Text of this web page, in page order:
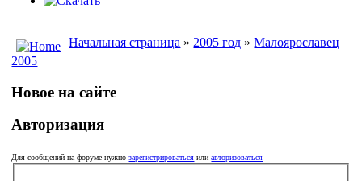
Начальная страница » 2005 год »Малоярославец
2005
Новое на сайте
Авторизация
Для сообщений на форуме нужнозарегистрироваться илиавторизоваться